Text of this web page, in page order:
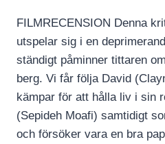
FILMRECENSION Denna
utspelar sig i en
ständigt påminner tittaren
berg. Vi får följa David
kämpar för att hålla liv i sin
(Sepideh Moafi) samtidigt
och försöker vara en bra